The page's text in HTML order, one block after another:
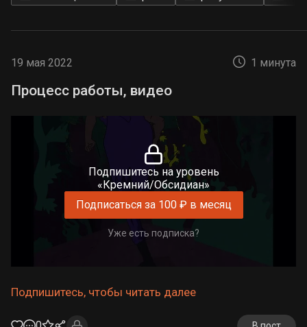
19 мая 2022 1 минута
Процесс работы, видео
Подпишитесь на уровень
«Кремний/Обсидиан»
Подписаться за 100 ₽ в месяц
Уже есть подписка?
Подпишитесь, чтобы читать далее